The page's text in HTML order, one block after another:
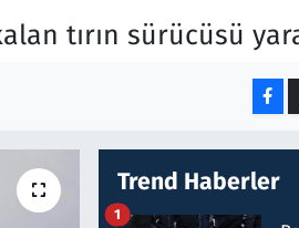
tırın sürücüsü
Trend Haberler
1